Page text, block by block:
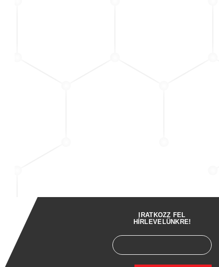
IRATKOZZ FEL
HÍRLEVELÜNKRE!